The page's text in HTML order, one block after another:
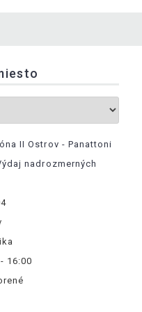
II Ostrov - Panattoni
nadrozmerných
16:00